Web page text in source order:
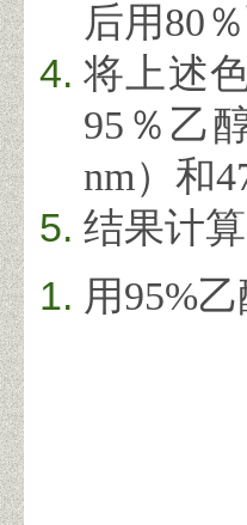
后用80
将上述
95 ％乙
nm）和
结果计算
用95%